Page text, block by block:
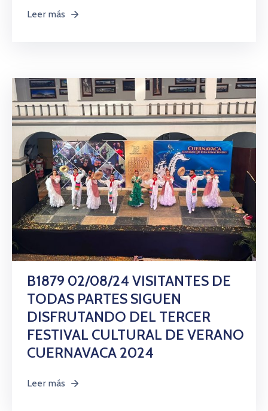
Leer más
B1879 02/08/24 VISITANTES DE
TODAS PARTES SIGUEN
DISFRUTANDO DEL TERCER
FESTIVAL CULTURAL DE VERANO
CUERNAVACA 2024
Leer más